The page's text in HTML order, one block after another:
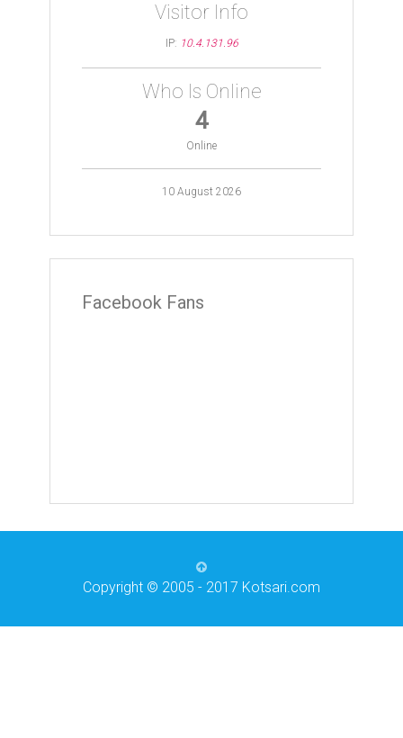
Visitor Info
IP: 10.4.131.96
Who Is Online
4
Online
10 August 2026
Facebook Fans
Copyright © 2005 - 2017 Kotsari.com